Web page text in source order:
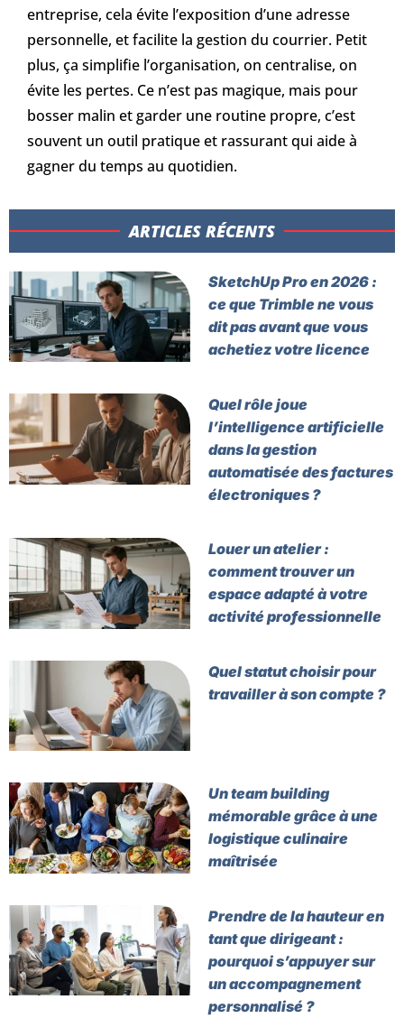
entreprise, cela évite l’exposition d’une adresse
personnelle, et facilite la gestion du courrier. Petit
plus, ça simplifie l’organisation, on centralise, on
évite les pertes. Ce n’est pas magique, mais pour
bosser malin et garder une routine propre, c’est
souvent un outil pratique et rassurant qui aide à
gagner du temps au quotidien.
ARTICLES RÉCENTS​
SketchUp Pro en 2026 :
ce que Trimble ne vous
dit pas avant que vous
achetiez votre licence
Quel rôle joue
l’intelligence artificielle
dans la gestion
automatisée des factures
électroniques ?
Louer un atelier :
comment trouver un
espace adapté à votre
activité professionnelle
Quel statut choisir pour
travailler à son compte ?
Un team building
mémorable grâce à une
logistique culinaire
maîtrisée
Prendre de la hauteur en
tant que dirigeant :
pourquoi s’appuyer sur
un accompagnement
personnalisé ?